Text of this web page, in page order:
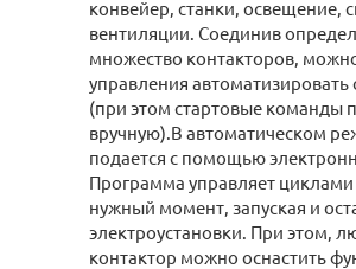
конвейер, станки, освещение,
вентиляции. Соединив
множество контакторов,
управления автоматизировать
(при этом стартовые команды
вручную).В автоматическом
подается с помощью
Программа управляет циклами
нужный момент, запуская и
электроустановки. При этом,
контактор можно оснастить